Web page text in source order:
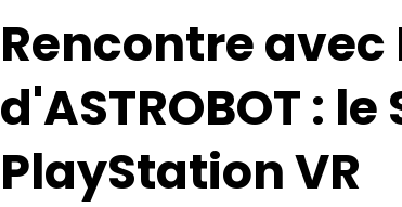
Rencontre
d'ASTROBOT :
PlayStation VR